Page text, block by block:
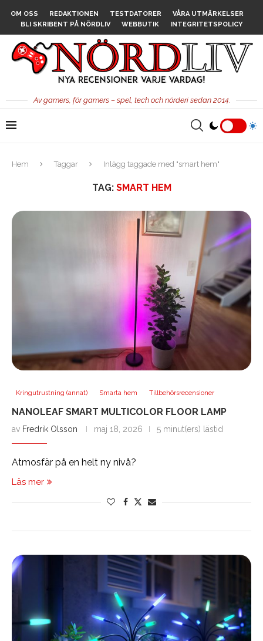
OM OSS REDAKTIONEN TESTDATORER
VÅRA UTMÄRKELSER
BLI SKRIBENT PÅ NÖRDLIV
WEBBUTIK INTEGRITETSPOLICY
Av gamers, för gamers – spel, tech och nörderi sedan 2014.
Hem Taggar Inlägg taggade med "smart hem"
TAG: SMART HEM
Kringutrustning (annat) Smarta hem Tillbehörsrecensioner
NANOLEAF SMART MULTICOLOR FLOOR LAMP
av Fredrik Olsson maj 18, 2026 5 minut(ers) lästid
Atmosfär på en helt ny nivå?
Läs mer